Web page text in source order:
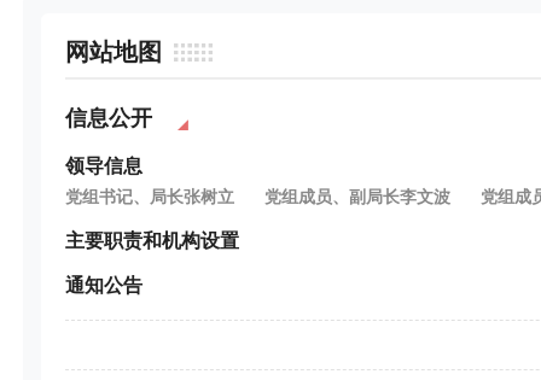
网站地图
信息公开
领导信息
党组书记、局长张树立 党组成员、副局长李文波 党组成
主要职责和机构设置
通知公告